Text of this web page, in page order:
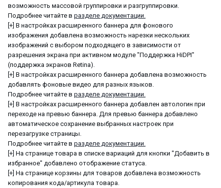
возможность массовой группировки и разгруппировки.
Подробнее читайте в разделе документации.
[+] В настройках расширенного баннера для фонового
изображения добавлена возможность нарезки нескольких
изображений с выбором подходящего в зависимости от
разрешения экрана при активном модуле "Поддержка HiDPI"
(поддержка экранов Retina).
[+] В настройках расширенного баннера добавлена возможность
добавлять фоновые видео для разных языков.
Подробнее читайте в разделе документации.
[+] В настройках расширенного баннера добавлен автологин при
переходе на превью баннера. Для превью баннера добавлено
автоматическое сохранение выбранных настроек при
перезагрузке страницы.
Подробнее читайте в разделе документации.
[+] На странице товара в списке вариаций для кнопки "Добавить в
избранное" добавлено отображение статуса.
[+] На странице корзины для товаров добавлена возможность
копирования кода/артикула товара.